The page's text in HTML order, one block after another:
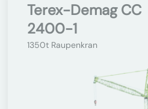
Terex-Demag CC
2400-1
1350t Raupenkran